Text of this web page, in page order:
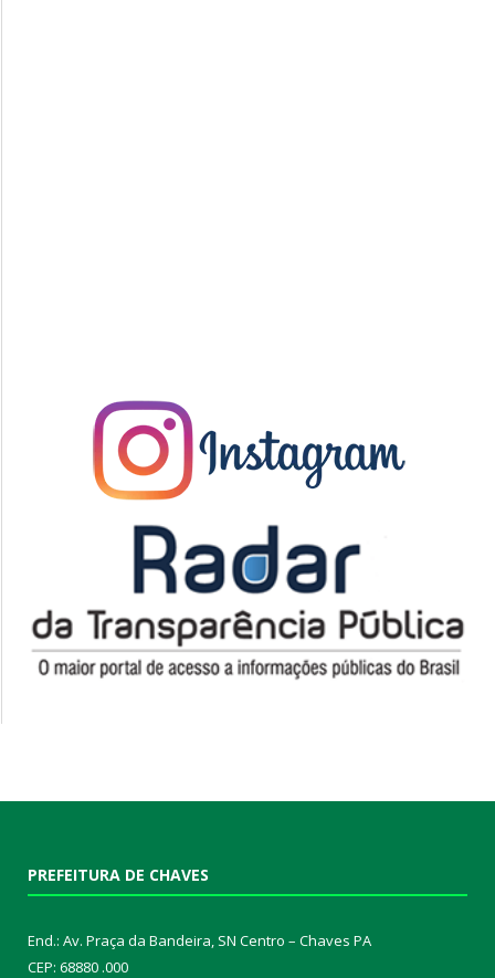
PREFEITURA DE CHAVES
End.: Av. Praça da Bandeira, SN Centro – Chaves PA
CEP: 68880 .000